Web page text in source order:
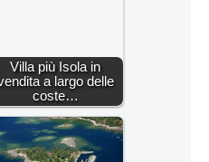
Villa più Isola in
a largo delle
coste…